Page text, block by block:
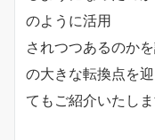
のように活用
されつつあるのか
の大きな転換点を
てもご紹介いたしま